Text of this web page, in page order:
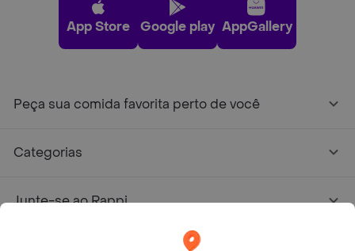
App Store Google play AppGallery
Peça sua comida favorita perto de você
Categorias
Junte-se ao Rappi